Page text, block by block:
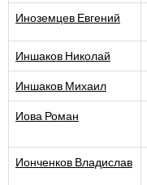
Иноземцев Евгений
Иншаков Николай
Иншаков Михаил
Иова Роман
Ионченков Владислав